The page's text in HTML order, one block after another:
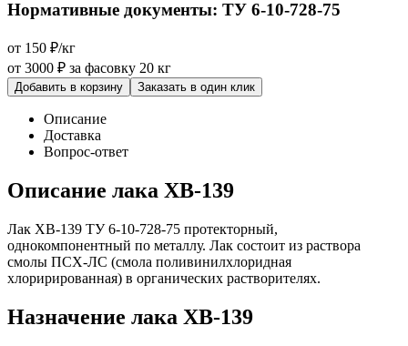
Нормативные документы: ТУ 6-10-728-75
от 150 ₽/кг
от 3000 ₽ за фасовку 20 кг
Добавить в корзину Заказать в один клик
Описание
Доставка
Вопрос-ответ
Описание лака ХВ-139
Лак ХВ-139 ТУ 6-10-728-75 протекторный,
однокомпонентный по металлу. Лак состоит из раствора
смолы ПСХ-ЛС (смола поливинилхлоридная
хлорирированная) в органических растворителях.
Назначение лака ХВ-139